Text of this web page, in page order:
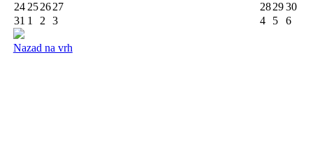
24 252627 282930
31 1 2 3 4 5 6
Nazad na vrh